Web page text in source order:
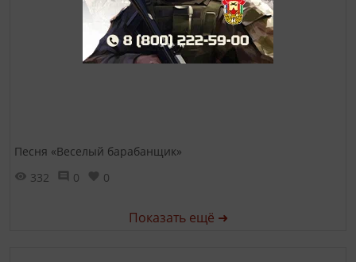
Песня «Веселый барабанщик»
332
0 0
Показать ещё ➜